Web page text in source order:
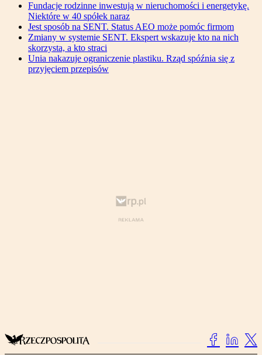
Fundacje rodzinne inwestują w nieruchomości i energetykę.
Niektóre w 40 spółek naraz
Jest sposób na SENT. Status AEO może pomóc firmom
Zmiany w systemie SENT. Ekspert wskazuje kto na nich
skorzysta, a kto straci
Unia nakazuje ograniczenie plastiku. Rząd spóźnia się z
przyjęciem przepisów